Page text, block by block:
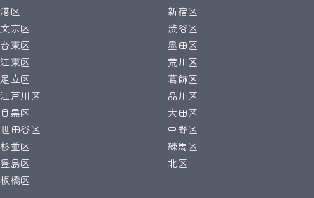
港区
新宿区
文京区
渋谷区
台東区
墨田区
江東区
荒川区
足立区
葛飾区
江戸川区
品川区
目黒区
大田区
世田谷区
中野区
杉並区
練馬区
豊島区
北区
板橋区